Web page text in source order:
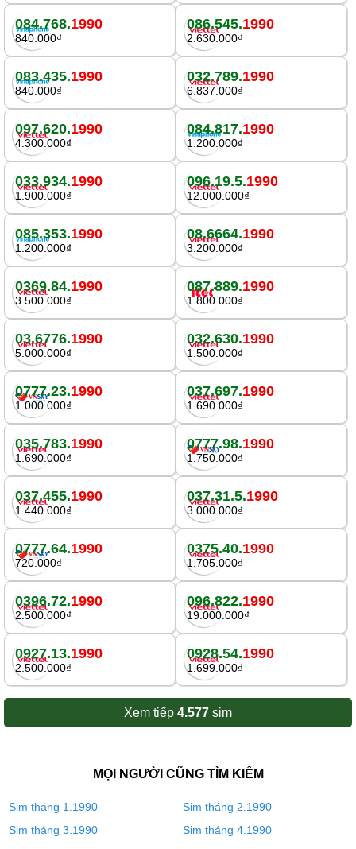
084.768.1990
840.000₫
086.545.1990
2.630.000₫
083.435.1990
840.000₫
032.789.1990
6.837.000₫
097.620.1990
4.300.000₫
084.817.1990
1.200.000₫
033.934.1990
1.900.000₫
096.19.5.1990
12.000.000₫
085.353.1990
1.200.000₫
08.6664.1990
3.200.000₫
0369.84.1990
3.500.000₫
087.889.1990
1.800.000₫
03.6776.1990
5.000.000₫
032.630.1990
1.500.000₫
0777.23.1990
1.000.000₫
037.697.1990
1.690.000₫
035.783.1990
1.690.000₫
0777.98.1990
1.750.000₫
037.455.1990
1.440.000₫
037.31.5.1990
3.000.000₫
0777.64.1990
720.000₫
0375.40.1990
1.705.000₫
0396.72.1990
2.500.000₫
096.822.1990
19.000.000₫
0927.13.1990
2.500.000₫
0928.54.1990
1.699.000₫
Xem tiếp 4.577 sim
MỌI NGƯỜI CŨNG TÌM KIẾM
Sim tháng 1.1990
Sim tháng 2.1990
Sim tháng 3.1990
Sim tháng 4.1990